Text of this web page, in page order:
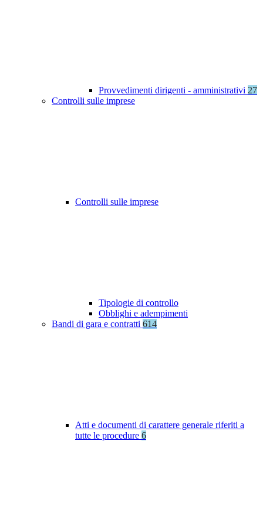
Provvedimenti dirigenti - amministrativi 27
Controlli sulle imprese
Controlli sulle imprese
Tipologie di controllo
Obblighi e adempimenti
Bandi di gara e contratti 614
Atti e documenti di carattere generale riferiti a
tutte le procedure 6